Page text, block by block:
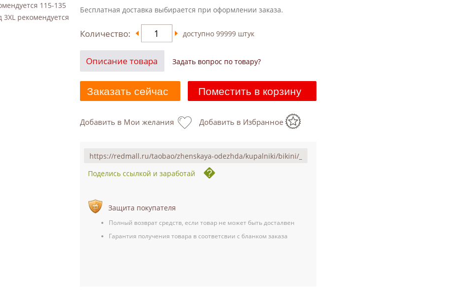
115-135
рекомендуется
Бесплатная доставка выбирается при оформлении заказа.
Количество: доступно 99999штук
Описание товара Задать вопрос по товару?
Заказать сейчас Поместить в корзину
Добавить в Мои желания Добавить в Избранное
Поделись ссылкой и заработай
Защита покупателя
Полный возврат средств, если товар не может быть досталвен
Гарантия получения товара в соответсвии с бланком заказа